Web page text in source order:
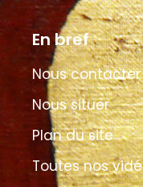
En bref
Nous contacter
Nous situer
Plan du site
Toutes nos